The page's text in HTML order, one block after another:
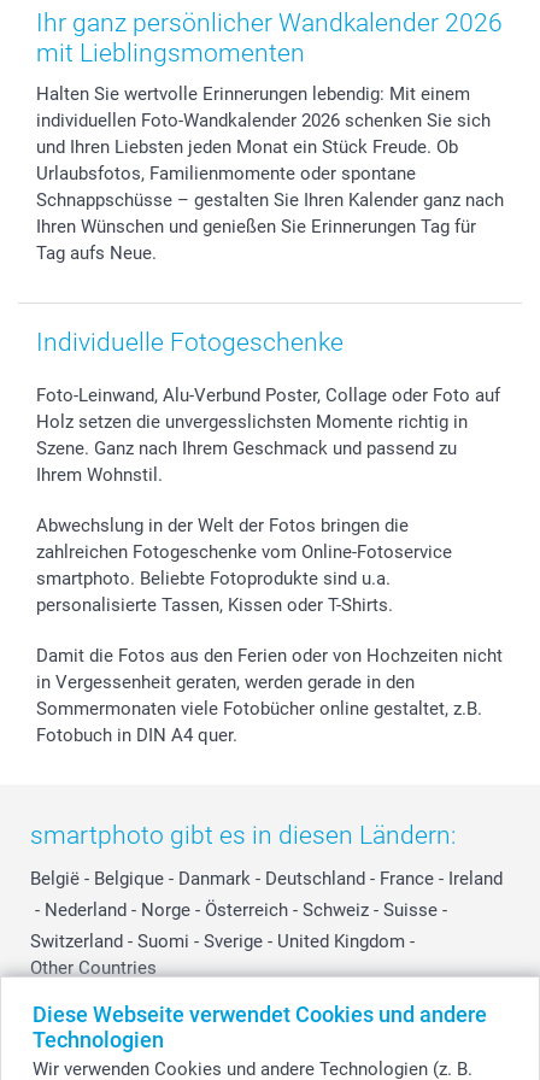
Diese Webseite verwendet Cookies und andere
Technologien
Wir verwenden Cookies und andere Technologien (z. B.
Zubehör & Material
Foto-Kalender & Agenden
Geschenk-Gutscheine (PDF)
AGB
Impressum
Partnerprogramme
Investor Relations
B2B smartbusiness
Widerrufsrecht
Muttertag
Vatertag
Hochzeit
Geburtstag
Geburt
Zu allen Anlässen
Preise und Versandkosten
Lieferfristen
Zahlungsmöglichkeiten
Anmelden /Registrieren
Sitemap
Status der Bestellung
smartfriends
smartgarantie
Ihr ganz persönlicher Wandkalender 2026
mit Lieblingsmomenten
Halten Sie wertvolle Erinnerungen lebendig: Mit einem
individuellen Foto-Wandkalender 2026 schenken Sie sich
und Ihren Liebsten jeden Monat ein Stück Freude. Ob
Urlaubsfotos, Familienmomente oder spontane
Schnappschüsse – gestalten Sie Ihren Kalender ganz nach
Ihren Wünschen und genießen Sie Erinnerungen Tag für
Tag aufs Neue.
Individuelle Fotogeschenke
Foto-Leinwand, Alu-Verbund Poster, Collage oder Foto auf
Holz setzen die unvergesslichsten Momente richtig in
Szene. Ganz nach Ihrem Geschmack und passend zu
Ihrem Wohnstil.
Abwechslung in der Welt der Fotos bringen die
zahlreichen Fotogeschenke vom Online-Fotoservice
smartphoto. Beliebte Fotoprodukte sind u.a.
personalisierte Tassen, Kissen oder T-Shirts.
Damit die Fotos aus den Ferien oder von Hochzeiten nicht
in Vergessenheit geraten, werden gerade in den
Sommermonaten viele Fotobücher online gestaltet, z.B.
Fotobuch in DIN A4 quer.
smartphoto gibt es in diesen Ländern:
België - Belgique - Danmark - Deutschland - France - Ireland
- Nederland - Norge - Österreich - Schweiz - Suisse -
Switzerland - Suomi - Sverige - United Kingdom -
Other Countries
Alle Preise verstehen sich in Schweizer Franken (CHF) inkl. MwSt. und zzgl.
Versandkosten.